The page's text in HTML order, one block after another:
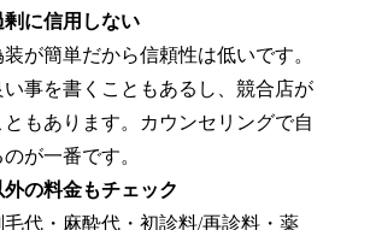
剰に信用しない
が簡単だから信頼性は低いです。
い事を書くこともあるし、競合店が
もあります。カウンセリングで自
が一番です。
外の料金もチェック
代・麻酔代・初診料/再診料・薬